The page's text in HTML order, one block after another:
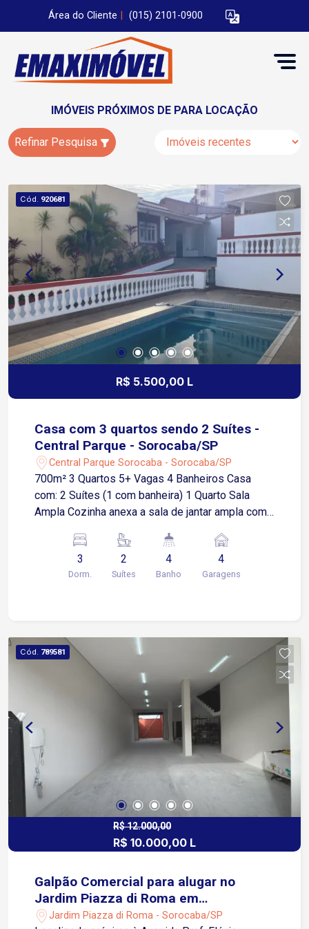
Área do Cliente (015) 2101-0900
IMÓVEIS PRÓXIMOS DE PARA LOCAÇÃO
Refinar Pesquisa
Cód. 920681
R$ 5.500,00 L
Casa com 3 quartos sendo 2 Suítes -
Central Parque - Sorocaba/SP
Central Parque Sorocaba - Sorocaba/SP
700m² 3 Quartos 5+ Vagas 4 Banheiros Casa
com: 2 Suítes (1 com banheira) 1 Quarto Sala
Ampla Cozinha anexa a sala de jantar ampla com
balcão Área de serviço Varanda ampla Garagem
coberta para 4 carros Piscina 35 mil litros
Bosque Portão elétrico Casa estilo de chácara
3
Dorm.
2
Suítes
4
Banho
4
Garagens
Cód. 789581
R$ 12.000,00
R$ 10.000,00 L
Galpão Comercial para alugar no
Jardim Piazza di Roma em
Sorocaba/SP
Jardim Piazza di Roma - Sorocaba/SP